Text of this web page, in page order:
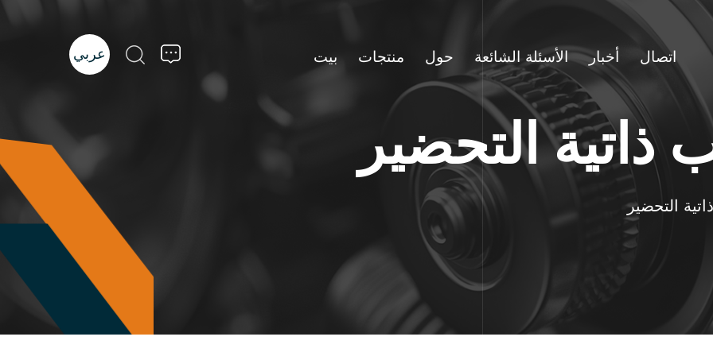
بيت منتجات حول الأسئلة الشائعة أخبار اتصال عربي
التحضير
التحضير